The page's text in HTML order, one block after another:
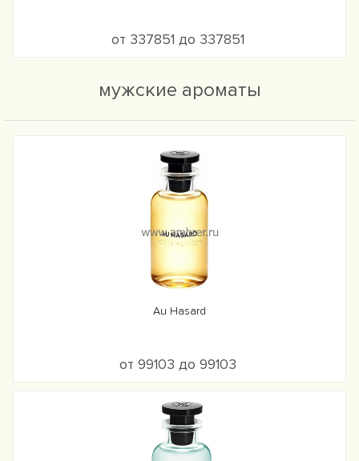
от 337851 до 337851
мужские ароматы
Au Hasard
от 99103 до 99103